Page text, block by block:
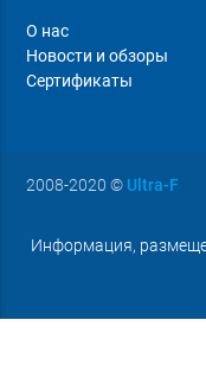
О нас
Новости и обзоры
Сертификаты
2008-2020 © Ultra-F
Информация,